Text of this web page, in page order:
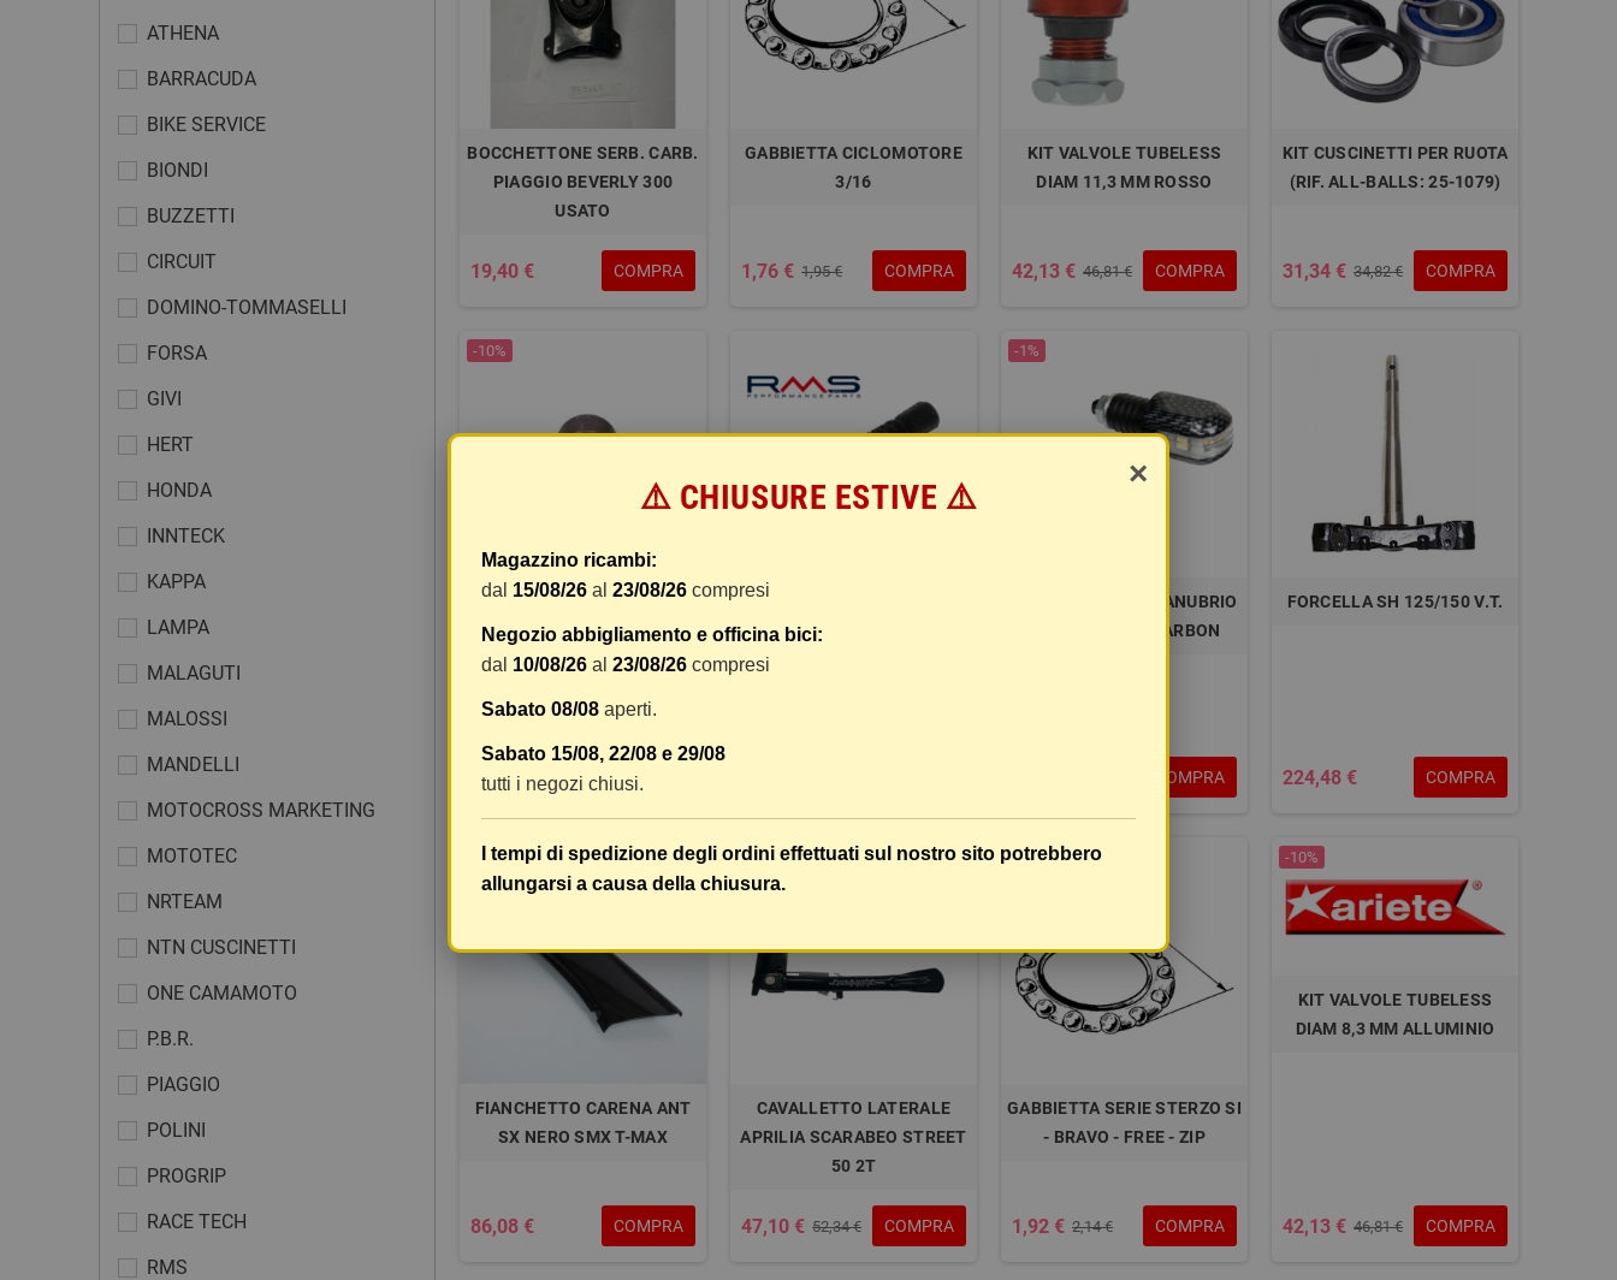
ATHENA
BARRACUDA
BIKE SERVICE
BIONDI
BUZZETTI
CIRCUIT
DOMINO-TOMMASELLI
FORSA
GIVI
HERT
HONDA
INNTECK
KAPPA
LAMPA
MALAGUTI
MALOSSI
MANDELLI
MOTOCROSS MARKETING
MOTOTEC
NRTEAM
NTN CUSCINETTI
ONE CAMAMOTO
P.B.R.
PIAGGIO
POLINI
PROGRIP
RACE TECH
RMS
BOCCHETTONE SERB. CARB.
PIAGGIO BEVERLY 300
USATO
19,40 € COMPRA
GABBIETTA CICLOMOTORE
3/16
1,76 € 1,95 € COMPRA
KIT VALVOLE TUBELESS
DIAM 11,3 MM ROSSO
42,13 € 46,81 € COMPRA
KIT CUSCINETTI PER RUOTA
(RIF. ALL-BALLS: 25-1079)
31,34 € 34,82 € COMPRA
-10%
BOCCOLA/GUIDE BUSH
10,67 € 11,86 € COMPRA
SOFFIETTO PROTEZIONE
FILO FRENO POSTERIORE
RMS CLASSIC PIAGGIO
-1%
STABILIZZATORI MANUBRIO
CON LED, 12V - CARBON
COMPRA
FORCELLA SH 125/150 V.T.
224,48 € COMPRA
FIANCHETTO CARENA ANT
SX NERO SMX T-MAX
86,08 € COMPRA
-10%
CAVALLETTO LATERALE
APRILIA SCARABEO STREET
50 2T
47,10 € 52,34 € COMPRA
-10%
GABBIETTA SERIE STERZO SI
- BRAVO - FREE - ZIP
1,92 € 2,14 € COMPRA
-10%
KIT VALVOLE TUBELESS
DIAM 8,3 MM ALLUMINIO
42,13 € 46,81 € COMPRA
×
⚠️ CHIUSURE ESTIVE ⚠️
Magazzino ricambi:
dal 15/08/26 al 23/08/26 compresi
Negozio abbigliamento e officina bici:
dal 10/08/26 al 23/08/26 compresi
Sabato 08/08 aperti.
Sabato 15/08, 22/08 e 29/08
tutti i negozi chiusi.
I tempi di spedizione degli ordini effettuati sul nostro sito potrebbero
allungarsi a causa della chiusura.